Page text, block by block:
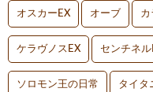
オスカーEX オーブ カ
ケラヴノスEX センチネル
ソロモン王の日常 タイタ